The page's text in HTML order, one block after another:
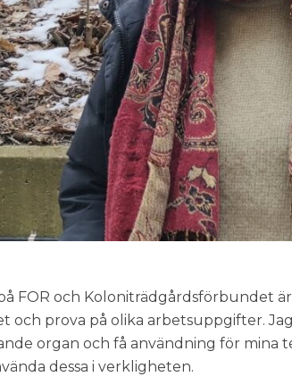
FOR och Koloniträdgårdsförbundet
och prova på olika arbetsuppgifter.
organ och få användning för mina
dessa i verkligheten.